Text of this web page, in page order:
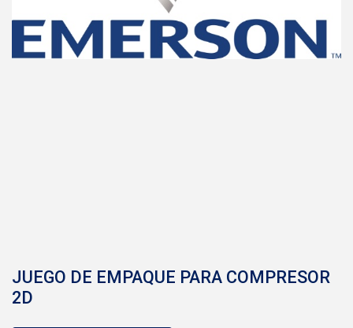
JUEGO DE EMPAQUE PARA COMPRESOR
2D